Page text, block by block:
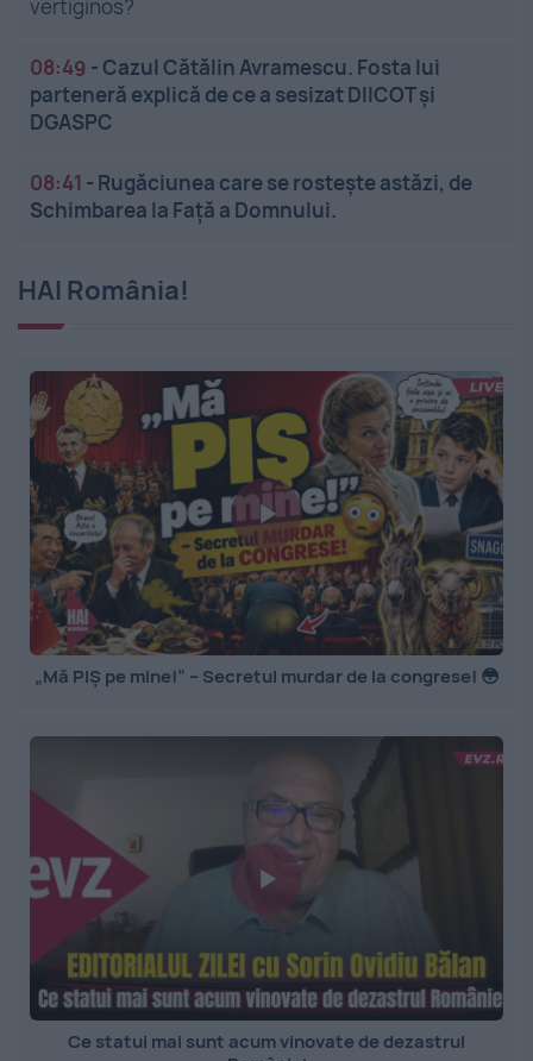
vertiginos?
08:49 -Cazul Cătălin Avramescu. Fosta lui
parteneră explică de ce a sesizat DIICOT și
DGASPC
08:41 - Rugăciunea care se rostește astăzi, de
Schimbarea la Față a Domnului.
HAI România!
„Mă PIȘ pe mine!” – Secretul murdar de la congrese! 😳
Ce statui mai sunt acum vinovate de dezastrul